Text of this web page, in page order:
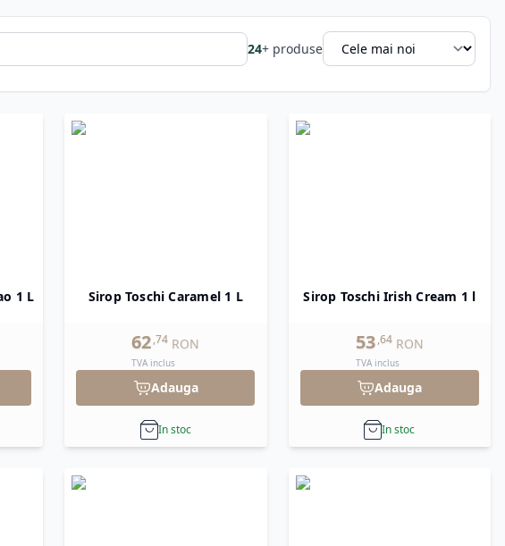
aduc prospețime rețetelor de băuturi reci.
fiind perfecte pentru decorarea și asezonarea deserturilor:
adaugă o notă texturală unică înghețatei și deserturilor.
24+ produse
1 L Sirop Toschi Caramel 1 L
62,74 RON
TVA inclus
Adauga
In stoc
Sirop Toschi Irish Cream 1 l
53,64 RON
TVA inclus
Adauga
In stoc